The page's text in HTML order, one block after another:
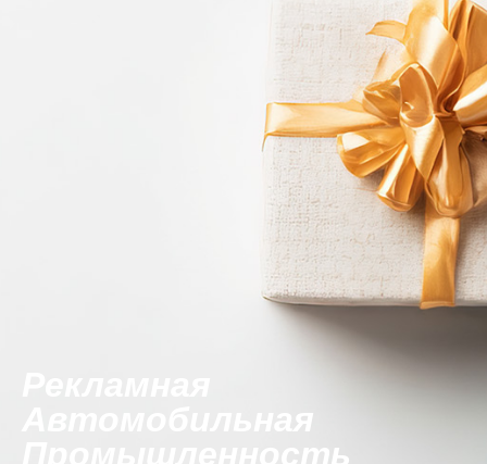
Автомобильная
Промышленность